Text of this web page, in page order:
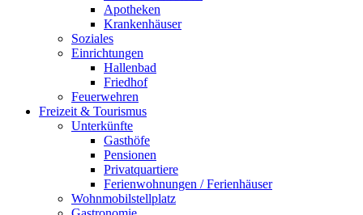
Apotheken
Krankenhäuser
Soziales
Einrichtungen
Hallenbad
Friedhof
Feuerwehren
Freizeit & Tourismus
Unterkünfte
Gasthöfe
Pensionen
Privatquartiere
Ferienwohnungen / Ferienhäuser
Wohnmobilstellplatz